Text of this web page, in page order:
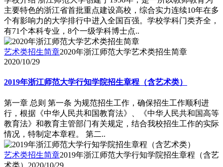
主要特色的浙江省首批重点建设高校，综合实力连续10年在多
个有影响力的大学排行中进入全国百强。学校学科门类齐全，
有71个本科专业，8个一级学科博士点..
艺术类招生简章2020年浙江师范大学艺术类招生简章
2020/10/29
2019年浙江师范大学行知学院招生章程（含艺术类）
第一章 总则 第一条 为规范招生工作，确保招生工作顺利进
行，根据《中华人民共和国教育法》、《中华人民共和国高等
教育法》和教育主管部门有关规定，结合我校招生工作的实际
情况，特制定本章程。 第二..
艺术类招生简章2019年浙江师范大学行知学院招生章程（含艺
术类） 2020/10/29